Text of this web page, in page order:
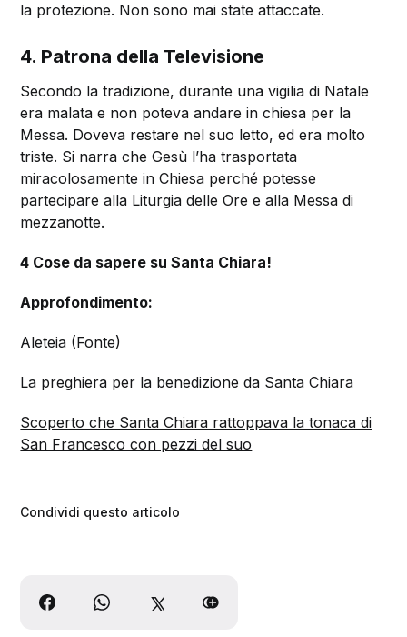
la protezione. Non sono mai state attaccate.
4. Patrona della Televisione
Secondo la tradizione, durante una vigilia di Natale
era malata e non poteva andare in chiesa per la
Messa. Doveva restare nel suo letto, ed era molto
triste. Si narra che Gesù l’ha trasportata
miracolosamente in Chiesa perché potesse
partecipare alla Liturgia delle Ore e alla Messa di
mezzanotte.
4 Cose da sapere su Santa Chiara!
Approfondimento:
Aleteia (Fonte)
La preghiera per la benedizione da Santa Chiara
Scoperto che Santa Chiara rattoppava la tonaca di
San Francesco con pezzi del suo
Condividi questo articolo